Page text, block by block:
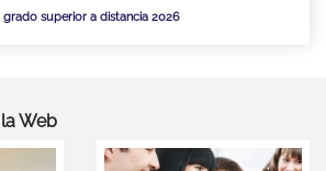
superior a distancia 2026
Web